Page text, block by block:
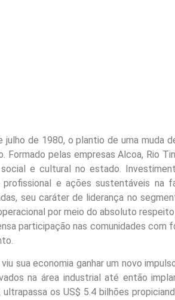
julho de 1980, o plantio de uma muda
Formado pelas empresas Alcoa, Rio
e cultural no estado.
profissional e ações sustentáveis na
seu caráter de liderança no
por meio do absoluto
participação nas comunidades com
viu sua economia ganhar um novo
na área industrial até então
ultrapassa os US$ 5.4 bilhões